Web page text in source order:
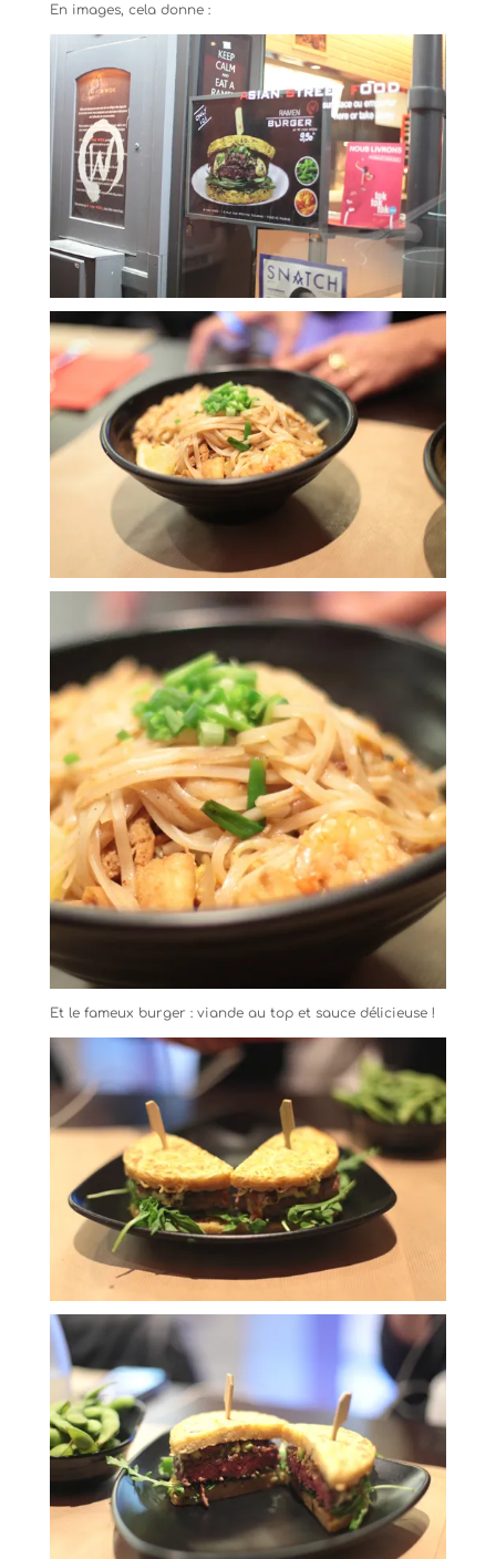
En images, cela donne :
Et le fameux burger : viande au top et sauce délicieuse !